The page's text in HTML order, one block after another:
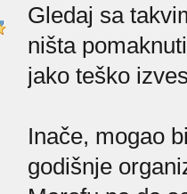
Gledaj sa
ništa
jako teško
Inače, mogao
godišnje